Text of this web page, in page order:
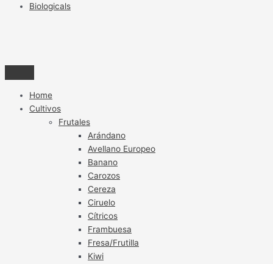
Biologicals
Home
Cultivos
Frutales
Arándano
Avellano Europeo
Banano
Carozos
Cereza
Ciruelo
Cítricos
Frambuesa
Fresa/Frutilla
Kiwi